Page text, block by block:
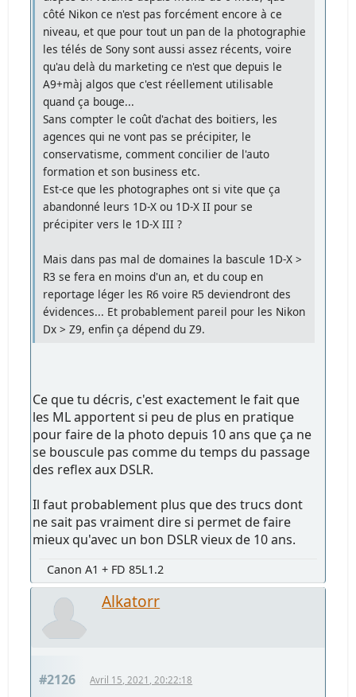
côté Nikon ce n'est pas forcément encore à ce
niveau, et que pour tout un pan de la photographie
les télés de Sony sont aussi assez récents, voire
qu'au delà du marketing ce n'est que depuis le
A9+màj algos que c'est réellement utilisable
quand ça bouge...
Sans compter le coût d'achat des boitiers, les
agences qui ne vont pas se précipiter, le
conservatisme, comment concilier de l'auto
formation et son business etc.
Est-ce que les photographes ont si vite que ça
abandonné leurs 1D-X ou 1D-X II pour se
précipiter vers le 1D-X III ?
Mais dans pas mal de domaines la bascule 1D-X >
R3 se fera en moins d'un an, et du coup en
reportage léger les R6 voire R5 deviendront des
évidences... Et probablement pareil pour les Nikon
Dx > Z9, enfin ça dépend du Z9.
Ce que tu décris, c'est exactement le fait que
les ML apportent si peu de plus en pratique
pour faire de la photo depuis 10 ans que ça ne
se bouscule pas comme du temps du passage
des reflex aux DSLR.
Il faut probablement plus que des trucs dont
ne sait pas vraiment dire si permet de faire
mieux qu'avec un bon DSLR vieux de 10 ans.
Canon A1 + FD 85L1.2
Alkatorr
#2126 Avril 15, 2021, 20:22:18